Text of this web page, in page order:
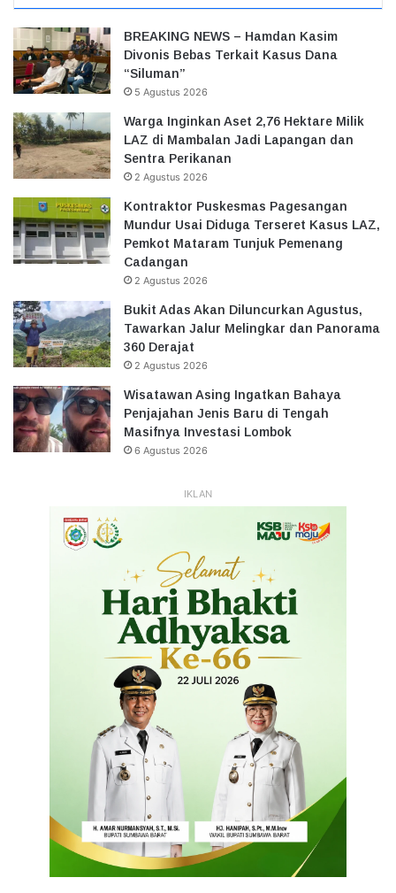
BREAKING NEWS – Hamdan Kasim
Divonis Bebas Terkait Kasus Dana
“Siluman”
5 Agustus 2026
Warga Inginkan Aset 2,76 Hektare Milik
LAZ di Mambalan Jadi Lapangan dan
Sentra Perikanan
2 Agustus 2026
Kontraktor Puskesmas Pagesangan
Mundur Usai Diduga Terseret Kasus LAZ,
Pemkot Mataram Tunjuk Pemenang
Cadangan
2 Agustus 2026
Bukit Adas Akan Diluncurkan Agustus,
Tawarkan Jalur Melingkar dan Panorama
360 Derajat
2 Agustus 2026
Wisatawan Asing Ingatkan Bahaya
Penjajahan Jenis Baru di Tengah
Masifnya Investasi Lombok
6 Agustus 2026
IKLAN